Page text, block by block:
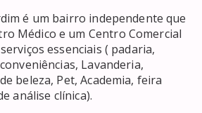
é um bairro independente que
Médico e um Centro Comercial
essenciais ( padaria,
Lavanderia,
beleza, Pet, Academia, feira
análise clínica).